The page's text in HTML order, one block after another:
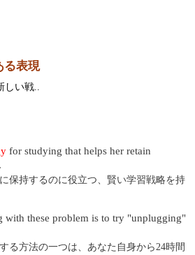
る表現
しい戦..
for studying that helps her retain
保持するのに役立つ、賢い学習戦略を持
with these problem is to try "unplugging"
る方法の一つは、あなた自身から24時間